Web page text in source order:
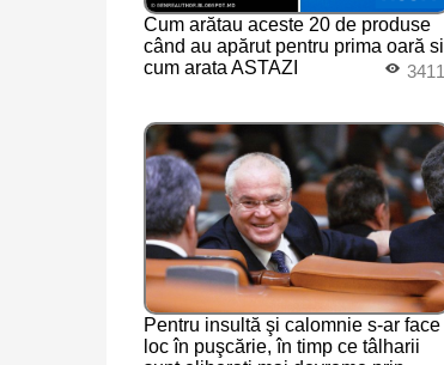
Cum arătau aceste 20 de produse
când au apărut pentru prima oară si
cum arata ASTAZI
3411
Pentru insultă şi calomnie s-ar face
loc în puşcărie, în timp ce tâlharii